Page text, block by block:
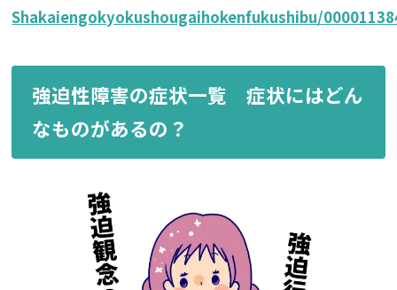
Shakaiengokyokushougaihokenfukushibu/
強迫性障害の症状一覧 症状にはどん
なものがあるの？